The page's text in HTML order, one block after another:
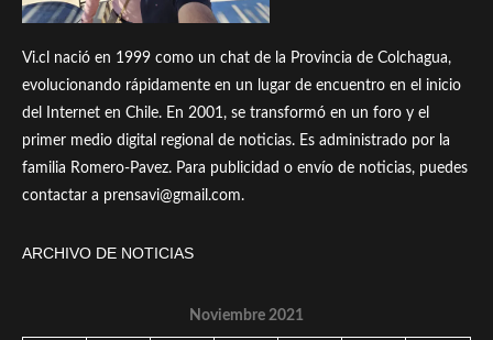
Vi.cl nació en 1999 como un chat de la Provincia de Colchagua,
evolucionando rápidamente en un lugar de encuentro en el inicio
del Internet en Chile. En 2001, se transformó en un foro y el
primer medio digital regional de noticias. Es administrado por la
familia Romero-Pavez. Para publicidad o envío de noticias, puedes
contactar a prensavi@gmail.com.
ARCHIVO DE NOTICIAS
Noviembre 2021